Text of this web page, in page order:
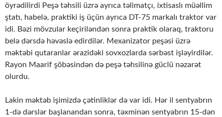
öyrədilirdi Peşə təhsili üzrə ayrıca təlimatçı, ixtisaslı müəllim
ştatı, habelə, praktiki iş üçün ayrıca DT-75 markalı traktor var
idi. Bəzi mövzular keçiriləndən sonra praktik olaraq, traktoru
belə dərsdə həvəslə edirdilər. Mexanizator peşəsi üzrə
məktəbi qutaranlar ərazidəki sovxozlarda sərbəst işləyirdilər.
Rayon Maarif şöbəsindən də peşə təhsilinə güclü nəzarət
olurdu.
Lakin məktəb işimizdə çətinliklər də var idi. Hər il sentyabrın
1-də dərslər başlanandan sonra, təxminən sentyabrın 15-dən